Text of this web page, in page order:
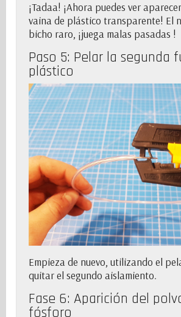
¡Tadaa! ¡Ahora puedes ver
vaina de plástico transparente! El
bicho raro, ¡juega malas pasadas !
Paso 5: Pelar la segunda
plástico
Empieza de nuevo, utilizando el
quitar el segundo aislamiento.
Fase 6: Aparición del
fósforo